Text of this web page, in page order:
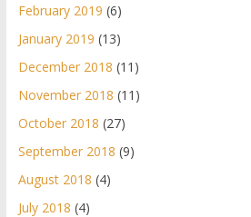
February 2019 (6)
January 2019 (13)
December 2018 (11)
November 2018 (11)
October 2018 (27)
September 2018 (9)
August 2018 (4)
July 2018 (4)